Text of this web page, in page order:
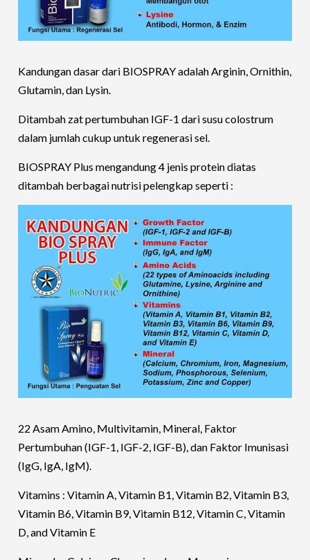
Kandungan dasar dari BIOSPRAY adalah Arginin, Ornithin,
Glutamin, dan Lysin.
Ditambah zat pertumbuhan IGF-1 dari susu colostrum
dalam jumlah cukup untuk regenerasi sel.
BIOSPRAY Plus mengandung 4 jenis protein diatas
ditambah berbagai nutrisi pelengkap seperti :
22 Asam Amino, Multivitamin, Mineral, Faktor
Pertumbuhan (IGF-1, IGF-2, IGF-B), dan Faktor Imunisasi
(IgG, IgA, IgM).
Vitamins : Vitamin A, Vitamin B1, Vitamin B2, Vitamin B3,
Vitamin B6, Vitamin B9, Vitamin B12, Vitamin C, Vitamin
D, and Vitamin E